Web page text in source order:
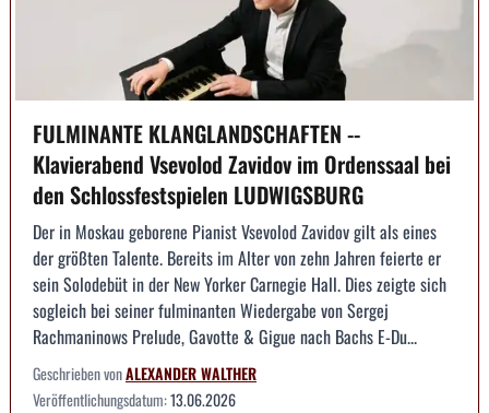
FULMINANTE KLANGLANDSCHAFTEN --
Klavierabend Vsevolod Zavidov im Ordenssaal bei
den Schlossfestspielen LUDWIGSBURG
Der in Moskau geborene Pianist Vsevolod Zavidov gilt als eines
der größten Talente. Bereits im Alter von zehn Jahren feierte er
sein Solodebüt in der New Yorker Carnegie Hall. Dies zeigte sich
sogleich bei seiner fulminanten Wiedergabe von Sergej
Rachmaninows Prelude, Gavotte & Gigue nach Bachs E-Du...
Geschrieben vonALEXANDER WALTHER
Veröffentlichungsdatum:13.06.2026